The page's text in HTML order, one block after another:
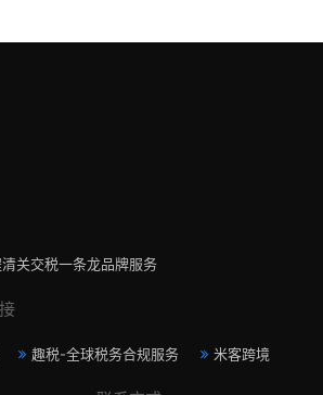
关交税一条龙品牌服务
趣税-全球税务合规服务 米客跨境